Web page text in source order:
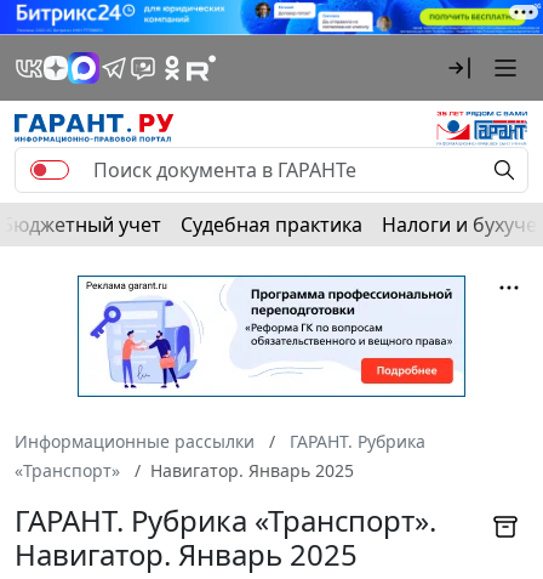
Бюджетный учет Судебная практика Налоги и
Информационные рассылки
ГАРАНТ. Рубрика
«Транспорт»
Навигатор. Январь 2025
ГАРАНТ. Рубрика «Транспорт».
Навигатор. Январь 2025